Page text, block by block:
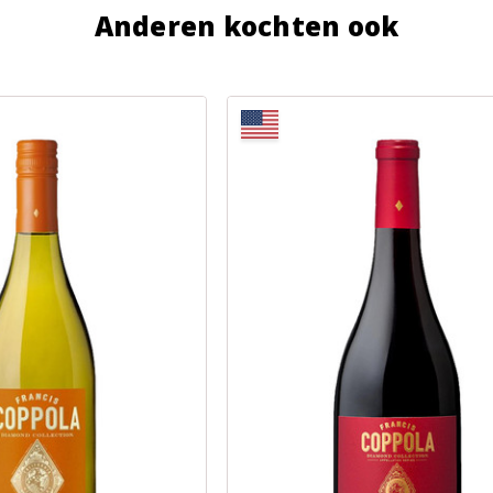
Anderen kochten ook